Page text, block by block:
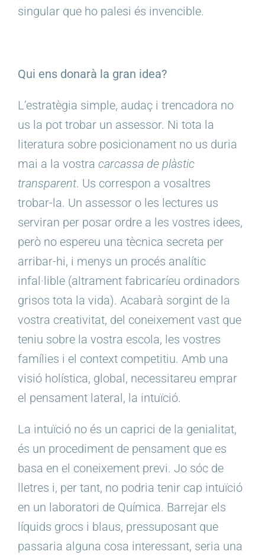
singular que ho palesi és invencible.
Qui ens donarà la gran idea?
L’estratègia simple, audaç i trencadora no
us la pot trobar un assessor. Ni tota la
literatura sobre posicionament no us duria
mai a la vostra carcassa de plàstic
transparent. Us correspon a vosaltres
trobar-la. Un assessor o les lectures us
serviran per posar ordre a les vostres idees,
però no espereu una tècnica secreta per
arribar-hi, i menys un procés analític
infal·lible (altrament fabricaríeu ordinadors
grisos tota la vida). Acabarà sorgint de la
vostra creativitat, del coneixement vast que
teniu sobre la vostra escola, les vostres
famílies i el context competitiu. Amb una
visió holística, global, necessitareu emprar
el pensament lateral, la intuïció.
La intuïció no és un caprici de la genialitat,
és un procediment de pensament que es
basa en el coneixement previ. Jo sóc de
lletres i, per tant, no podria tenir cap intuïció
en un laboratori de Química. Barrejar els
líquids grocs i blaus, pressuposant que
passaria alguna cosa interessant, seria una